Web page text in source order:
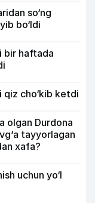
so‘ng
bo‘ldi
bir haftada
qiz cho‘kib ketdi
olgan Durdona
tayyorlagan
xafa?
uchun yo‘l